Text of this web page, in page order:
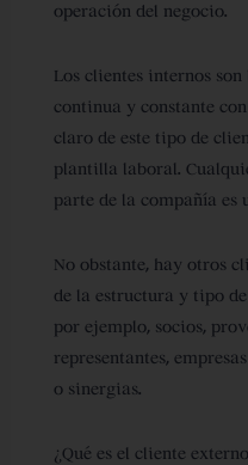
operación del negocio.
Los clientes internos
continua y constante
claro de este tipo de
plantilla laboral.
parte de la compañía es
No obstante, hay otros
de la estructura y tipo
por ejemplo, socios,
representantes,
o sinergias.
¿Qué es el cliente